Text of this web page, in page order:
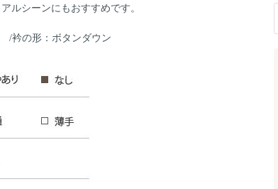
ルシーンにもおすすめです。
の形：ボタンダウン